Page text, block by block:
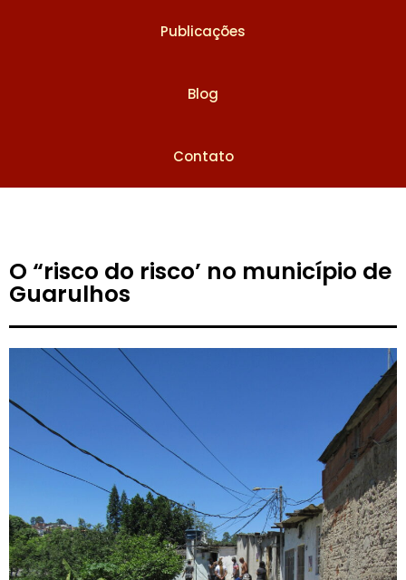
Publicações
Blog
Contato
O “risco do risco’ no município de
Guarulhos